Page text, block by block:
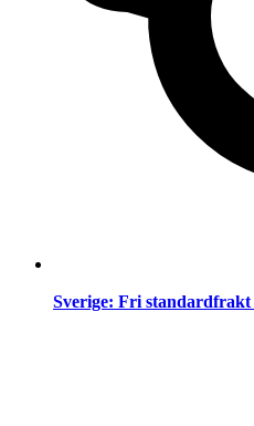
Sverige: Fri standardfrakt